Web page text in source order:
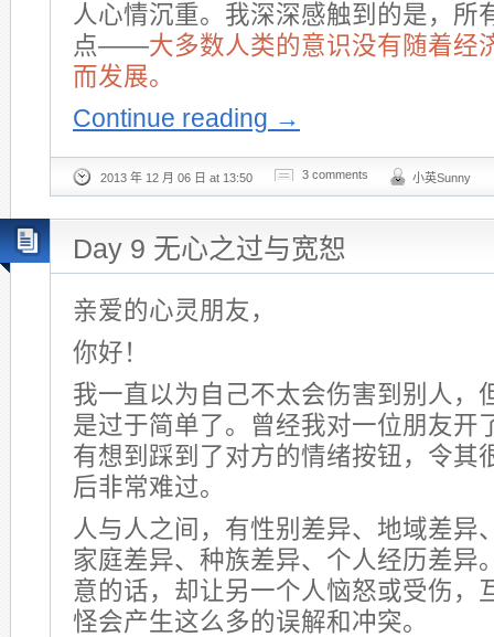
人心情沉重。我深深感触到的是，所
点——大多数人类的意识没有随着经
而发展。
Continue reading →
2013 年 12 月 06 日 at 13:50 3 comments 小英Sunny
Day 9 无心之过与宽恕
亲爱的心灵朋友，
你好！
我一直以为自己不太会伤害到别人，
是过于简单了。曾经我对一位朋友开
有想到踩到了对方的情绪按钮，令其
后非常难过。
人与人之间，有性别差异、地域差异
家庭差异、种族差异、个人经历差异
意的话，却让另一个人恼怒或受伤，
怪会产生这么多的误解和冲突。